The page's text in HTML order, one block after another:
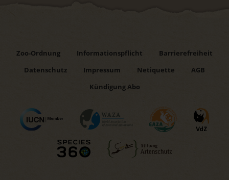
Zoo-Ordnung Informationspflicht
Barrierefreiheit
Datenschutz
Impressum Netiquette
AGB
Kündigung Abo